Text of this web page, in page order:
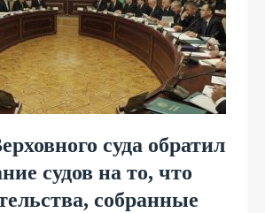
суда обратил
судов на то, что
собранные